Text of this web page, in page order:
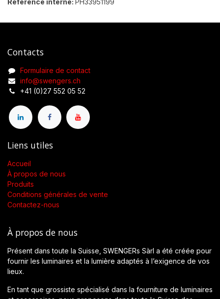
Contacts
Formulaire de contact
info@swengers.ch
+41 (0)27 552 05 52
Liens utiles
Accueil
À propos de nous
Produits
Conditions générales de vente
Contactez-nous
À propos de nous
Présent dans toute la Suisse, SWENGERs Sàrl a été créée pour
fournir les luminaires et la lumière adaptés à l’exigence de vos
lieux.
En tant que grossiste spécialisé dans la fourniture de luminaires